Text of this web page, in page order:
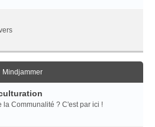
Mindjammer
la Communalité ? C'est par ici !